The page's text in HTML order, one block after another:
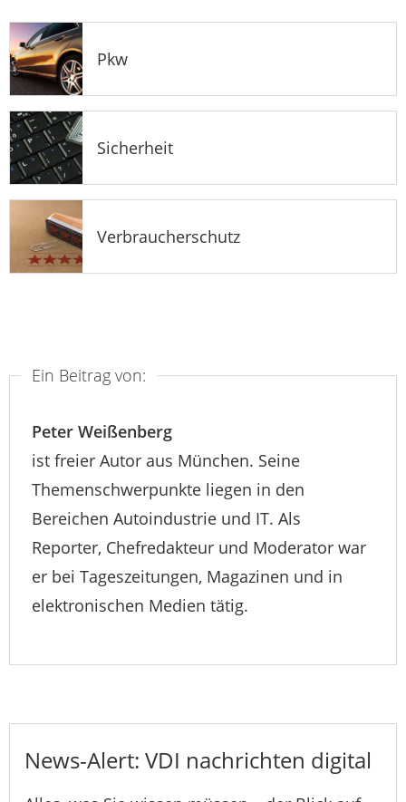
Pkw
Sicherheit
Verbraucherschutz
Ein Beitrag von:
Peter Weißenberg
ist freier Autor aus München. Seine
Themenschwerpunkte liegen in den
Bereichen Autoindustrie und IT. Als
Reporter, Chefredakteur und Moderator war
er bei Tageszeitungen, Magazinen und in
elektronischen Medien tätig.
News-Alert: VDI nachrichten digital